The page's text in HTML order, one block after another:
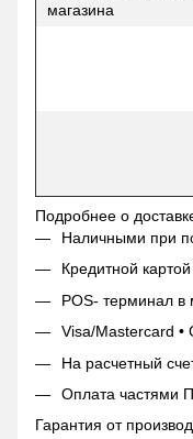
магазина
Подробнее о
Наличными при
Кредитной
POS- терминал в
Visa/Mastercard •
На расчетный
Оплата частями
Гарантия от